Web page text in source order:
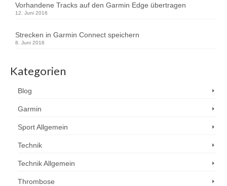
Vorhandene Tracks auf den Garmin Edge übertragen
12. Juni 2016
Strecken in Garmin Connect speichern
8. Juni 2016
Kategorien
Blog
Garmin
Sport Allgemein
Technik
Technik Allgemein
Thrombose